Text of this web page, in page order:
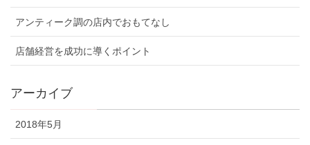
アンティーク調の店内でおもてなし
店舗経営を成功に導くポイント
アーカイブ
2018年5月